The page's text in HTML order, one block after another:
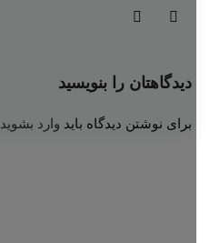
دیدگاهتان را بنویسید
برای نوشتن دیدگاه باید وارد بشوید